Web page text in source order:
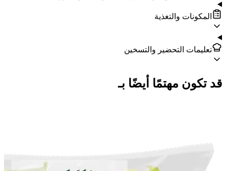
المكونات والتغذية
تعليمات التحضير والتسخين
قد تكون مهتمًا أيضًا بـ